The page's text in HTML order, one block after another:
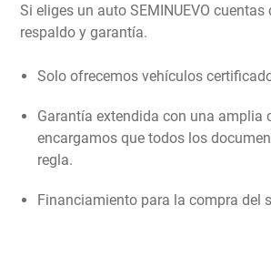
Si eliges un auto SEMINUEVO
respaldo y garantía.
Solo ofrecemos vehículos
Garantía extendida con una amplia
encargamos que todos los
regla.
Financiamiento para la compra del